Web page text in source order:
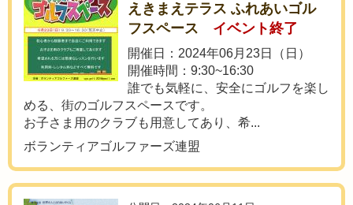
えきまえテラス ふれあいゴル
フスペース
イベント終了
開催日：2024年06月23日（日）
開催時間：9:30~16:30
誰でも気軽に、安全にゴルフを楽し
める、街のゴルフスペースです。
お子さま用のクラブも用意してあり、希...
ボランティアゴルファーズ連盟